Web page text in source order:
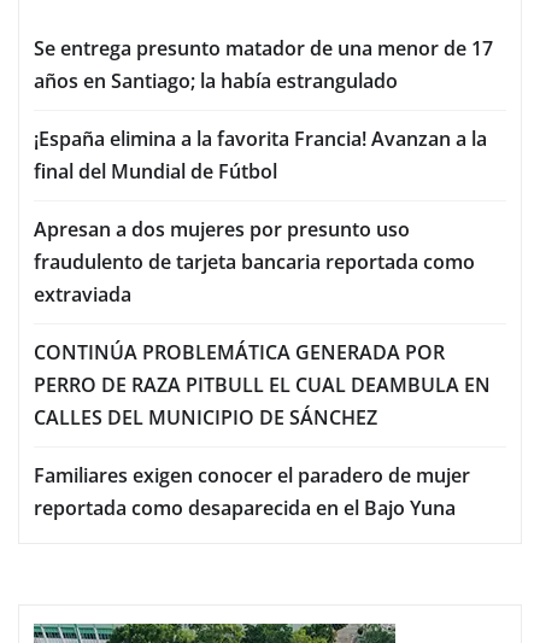
Se entrega presunto matador de una menor de 17
años en Santiago; la había estrangulado
¡España elimina a la favorita Francia! Avanzan a la
final del Mundial de Fútbol
Apresan a dos mujeres por presunto uso
fraudulento de tarjeta bancaria reportada como
extraviada
CONTINÚA PROBLEMÁTICA GENERADA POR
PERRO DE RAZA PITBULL EL CUAL DEAMBULA EN
CALLES DEL MUNICIPIO DE SÁNCHEZ
Familiares exigen conocer el paradero de mujer
reportada como desaparecida en el Bajo Yuna